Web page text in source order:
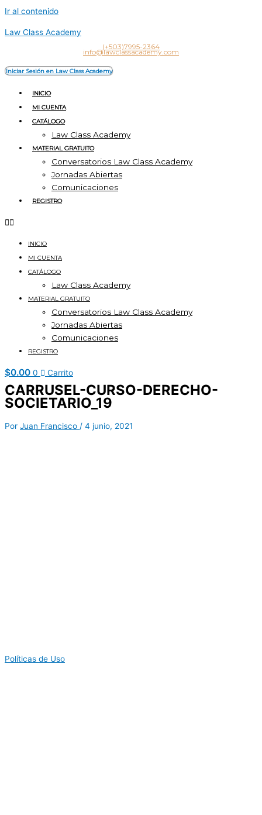
Ir al contenido
Law Class Academy
(+503)7995-2364
info@lawclassacademy.com
Iniciar Sesión en Law Class Academy
INICIO
MI CUENTA
CATÁLOGO
Law Class Academy
MATERIAL GRATUITO
Conversatorios Law Class Academy
Jornadas Abiertas
Comunicaciones
REGISTRO
INICIO
MI CUENTA
CATÁLOGO
Law Class Academy
MATERIAL GRATUITO
Conversatorios Law Class Academy
Jornadas Abiertas
Comunicaciones
REGISTRO
$0.00 0 Carrito
CARRUSEL-CURSO-DERECHO-
SOCIETARIO_19
Por Juan Francisco / 4 junio, 2021
Políticas de Uso